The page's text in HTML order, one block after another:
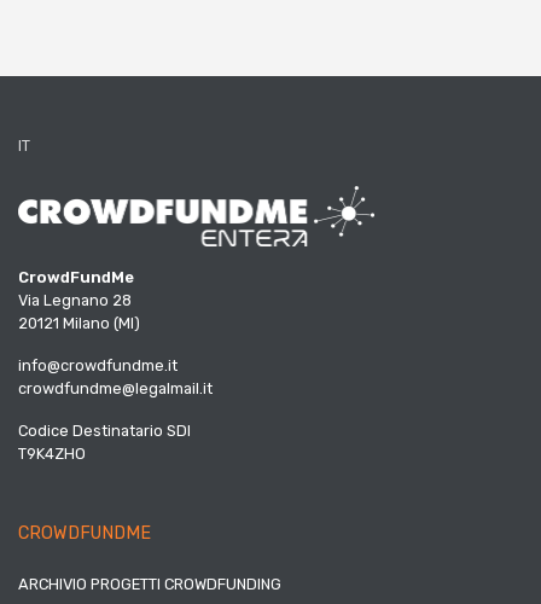
IT
CrowdFundMe
Via Legnano 28
20121 Milano (MI)
info@crowdfundme.it
crowdfundme@legalmail.it
Codice Destinatario SDI
T9K4ZHO
CROWDFUNDME
ARCHIVIO PROGETTI CROWDFUNDING